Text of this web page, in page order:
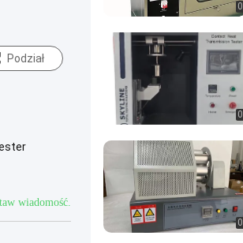
Podział
wiadomość.